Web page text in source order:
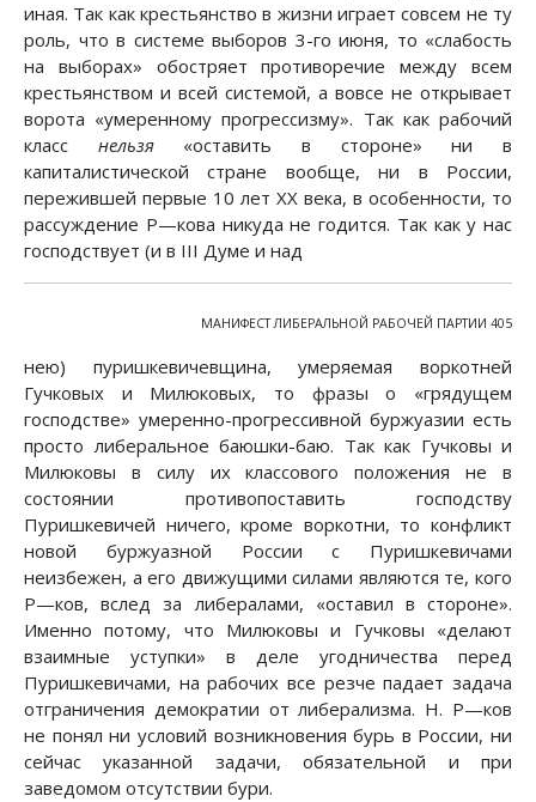
иная. Так как крестьянство в жизни играет совсем не ту
роль, что в системе выборов 3-го июня, то «слабость
на выборах» обостряет противоречие между всем
крестьянством и всей системой, а вовсе не открывает
ворота «умеренному прогрессизму». Так как рабочий
класс нельзя«оставить в стороне» ни в
капиталистической стране вообще, ни в России,
пережившей первые 10 лет XX века, в особенности, то
рассуждение Ρ—кова никуда не годится. Так как у нас
господствует (и в III Думе и над
МАНИФЕСТ ЛИБЕРАЛЬНОЙ РАБОЧЕЙ ПАРТИИ 405
нею) пуришкевичевщина, умеряемая воркотней
Гучковых и Милюковых, то фразы о «грядущем
господстве» умеренно-прогрессивной буржуазии есть
просто либеральное баюшки-баю. Так как Гучковы и
Милюковы в силу их классового положения не в
состоянии противопоставить господству
Пуришкевичей ничего, кроме воркотни, то конфликт
новой буржуазной России с Пуришкевичами
неизбежен, а его движущими силами являются те, кого
Ρ—ков, вслед за либералами, «оставил в стороне».
Именно потому, что Милюковы и Гучковы «делают
взаимные уступки» в деле угодничества перед
Пуришкевичами, на рабочих все резче падает задача
отграничения демократии от либерализма. Η. Ρ—ков
не понял ни условий возникновения бурь в России, ни
сейчас указанной задачи, обязательной и при
заведомом отсутствии бури.